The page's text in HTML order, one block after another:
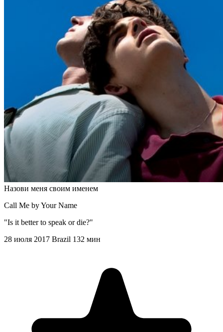
Назови меня своим именем
Call Me by Your Name
"Is it better to speak or die?"
28 июля 2017 Brazil 132 мин